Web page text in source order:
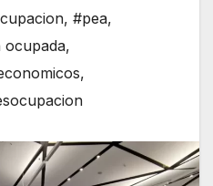
, #pea,
ocupada,
,